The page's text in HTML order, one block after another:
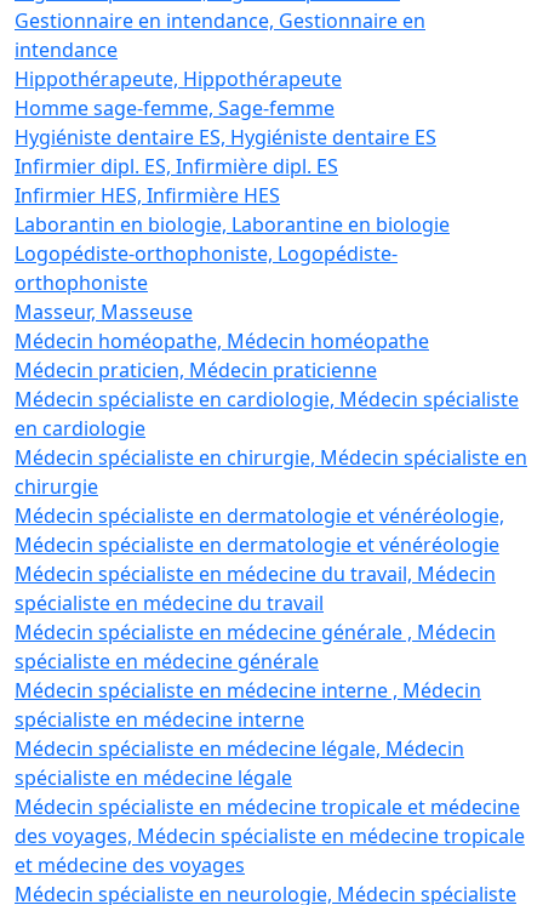
Gestionnaire en intendance, Gestionnaire en
intendance
Hippothérapeute, Hippothérapeute
Homme sage-femme, Sage-femme
Hygiéniste dentaire ES, Hygiéniste dentaire ES
Infirmier dipl. ES, Infirmière dipl. ES
Infirmier HES, Infirmière HES
Laborantin en biologie, Laborantine en biologie
Logopédiste-orthophoniste, Logopédiste-
orthophoniste
Masseur, Masseuse
Médecin homéopathe, Médecin homéopathe
Médecin praticien, Médecin praticienne
Médecin spécialiste en cardiologie, Médecin spécialiste
en cardiologie
Médecin spécialiste en chirurgie, Médecin spécialiste en
chirurgie
Médecin spécialiste en dermatologie et vénéréologie,
Médecin spécialiste en dermatologie et vénéréologie
Médecin spécialiste en médecine du travail, Médecin
spécialiste en médecine du travail
Médecin spécialiste en médecine générale , Médecin
spécialiste en médecine générale
Médecin spécialiste en médecine interne , Médecin
spécialiste en médecine interne
Médecin spécialiste en médecine légale, Médecin
spécialiste en médecine légale
Médecin spécialiste en médecine tropicale et médecine
des voyages, Médecin spécialiste en médecine tropicale
et médecine des voyages
Médecin spécialiste en neurologie, Médecin spécialiste